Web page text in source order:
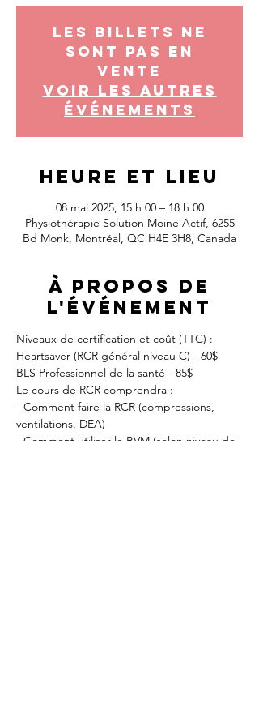
Les billets ne
sont pas en
vente
Voir les autres
événements
Heure et lieu
08 mai 2025, 15 h 00 – 18 h 00
Physiothérapie Solution Moine Actif, 6255
Bd Monk, Montréal, QC H4E 3H8, Canada
À propos de
l'événement
Niveaux de certification et coût (TTC) :
Heartsaver (RCR général niveau C) - 60$
BLS Professionnel de la santé - 85$
Le cours de RCR comprendra :
- Comment faire la RCR (compressions,
ventilations, DEA)
- Comment utiliser le BVM (selon niveau de